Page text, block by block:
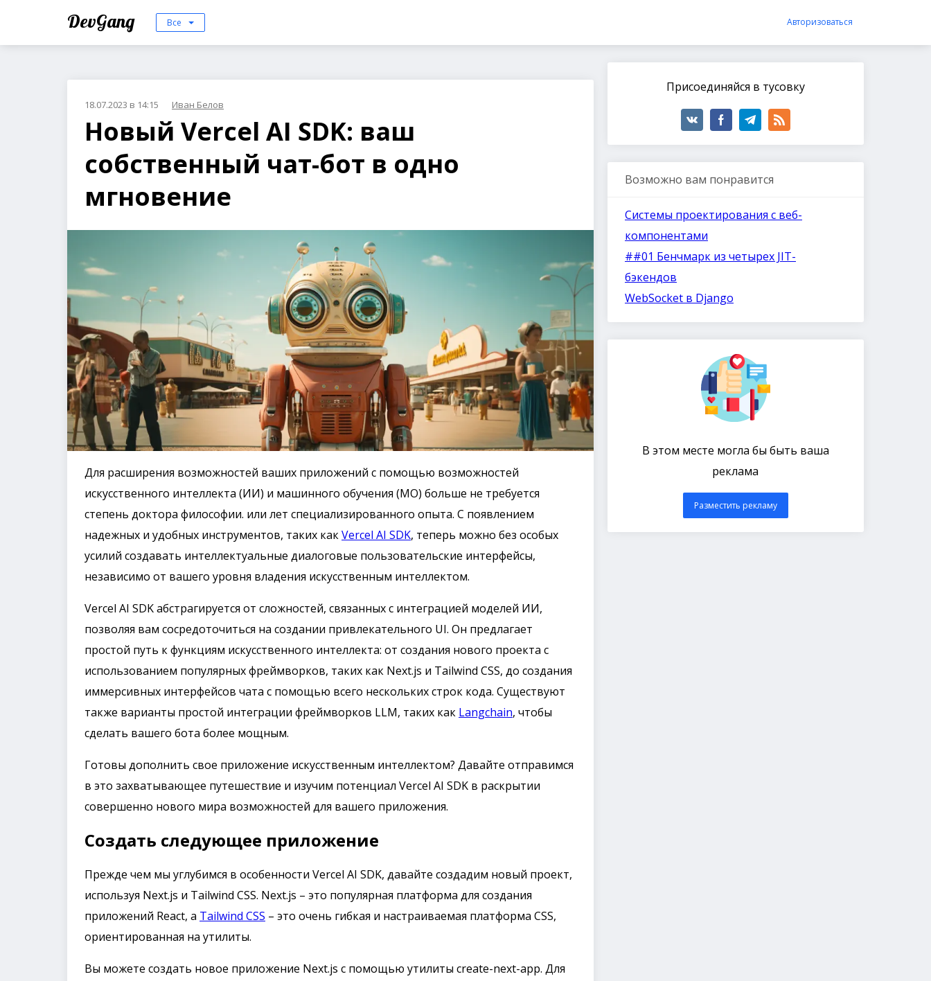
DevGang Все Авторизоваться
18.07.2023 в 14:15 Иван Белов
Новый Vercel AI SDK: ваш
собственный чат-бот в одно
мгновение
Для расширения возможностей ваших приложений с помощью возможностей
искусственного интеллекта (ИИ) и машинного обучения (МО) больше не требуется
степень доктора философии. или лет специализированного опыта. С появлением
надежных и удобных инструментов, таких какVercel AI SDK, теперь можно без особых
усилий создавать интеллектуальные диалоговые пользовательские интерфейсы,
независимо от вашего уровня владения искусственным интеллектом.
Vercel AI SDK абстрагируется от сложностей, связанных с интеграцией моделей ИИ,
позволяя вам сосредоточиться на создании привлекательного UI. Он предлагает
простой путь к функциям искусственного интеллекта: от создания нового проекта с
использованием популярных фреймворков, таких как Next.js и Tailwind CSS, до создания
иммерсивных интерфейсов чата с помощью всего нескольких строк кода. Существуют
также варианты простой интеграции фреймворков LLM, таких как Langchain, чтобы
сделать вашего бота более мощным.
Готовы дополнить свое приложение искусственным интеллектом? Давайте отправимся
в это захватывающее путешествие и изучим потенциал Vercel AI SDK в раскрытии
совершенно нового мира возможностей для вашего приложения.
Создать следующее приложение
Прежде чем мы углубимся в особенности Vercel AI SDK, давайте создадим новый проект,
используя Next.js и Tailwind CSS. Next.js – это популярная платформа для создания
приложений React, а Tailwind CSS – это очень гибкая и настраиваемая платформа CSS,
ориентированная на утилиты.
Вы можете создать новое приложение Next.js с помощью утилиты create-next-app. Для
Присоединяйся в тусовку
Возможно вам понравится
Системы проектирования с веб-
компонентами
##01 Бенчмарк из четырех JIT-
бэкендов
WebSocket в Django
В этом месте могла бы быть ваша
реклама
Разместить рекламу